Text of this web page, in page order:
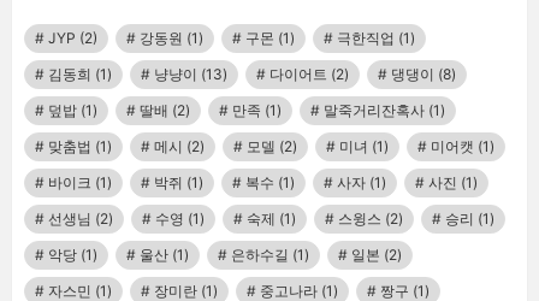
JYP (2) 강동원 (1) 구몬 (1) 극한직업 (1)
김동희 (1) 냥냥이 (13) 다이어트 (2) 댕댕이 (8)
덮밥 (1) 딸배 (2) 만족 (1) 말죽거리잔혹사 (1)
맞춤법 (1) 메시 (2) 모델 (2) 미녀 (1) 미어캣 (1)
바이크 (1) 박쥐 (1) 복수 (1) 사자 (1) 사진 (1)
선생님 (2) 수영 (1) 숙제 (1) 스윙스 (2) 승리 (1)
악당 (1) 울산 (1) 은하수길 (1) 일본 (2)
자스민 (1) 장미란 (1) 중고나라 (1) 짱구 (1)